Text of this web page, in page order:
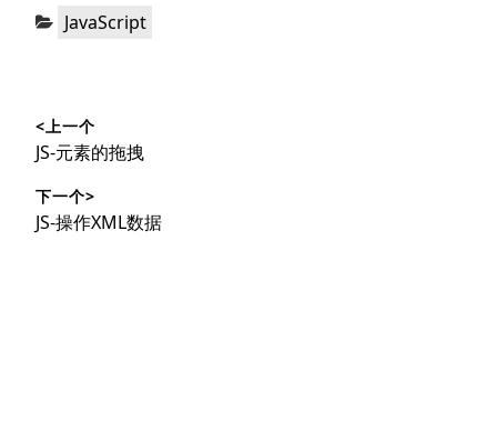
分
类：
JavaScript
章
导
航
<上一个
上
文
章：
JS-元素的拖拽
下一个>
下
JS-操作XML数据